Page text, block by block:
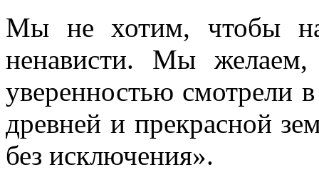
Мы не хотим, чтобы
ненависти. Мы
уверенностью смотрели
древней и прекрасной
без исключения».